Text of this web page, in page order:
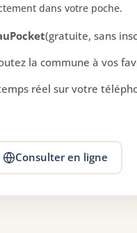
dans votre poche.
(gratuite, sans
la commune à vos
réel sur votre
Consulter en ligne